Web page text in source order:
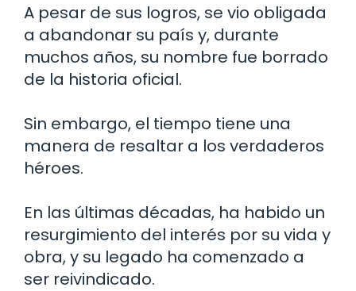
A pesar de sus logros, se vio obligada
a abandonar su país y, durante
muchos años, su nombre fue borrado
de la historia oficial.
Sin embargo, el tiempo tiene una
manera de resaltar a los verdaderos
héroes.
En las últimas décadas, ha habido un
resurgimiento del interés por su vida y
obra, y su legado ha comenzado a
ser reivindicado.